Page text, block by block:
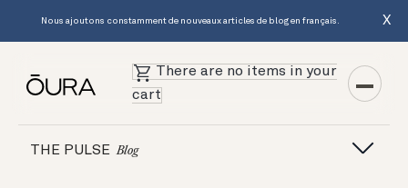
Nous ajoutons constamment de nouveaux articles de blog en français. X
There are no items in your
cart
THE PULSE Blog